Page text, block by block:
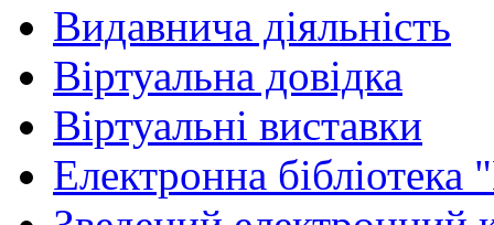
Видавнича діяльність
Віртуальна довідка
Віртуальні виставки
Електронна